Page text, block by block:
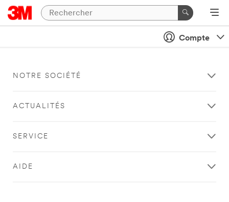
Compte
NOTRE SOCIÉTÉ
ACTUALITÉS
SERVICE
AIDE